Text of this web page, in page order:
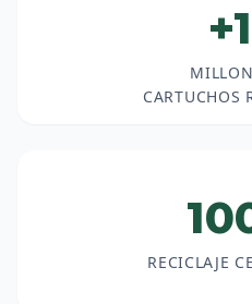
CARTUCHOS
RECICLAJE